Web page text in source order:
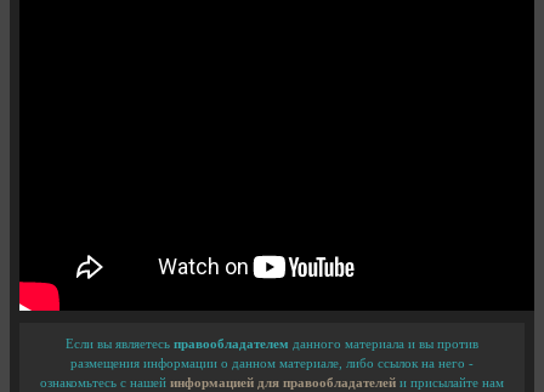
Если вы являетесь правообладателем данного материала и вы против
размещения информации о данном материале, либо ссылок на него -
ознакомьтесь с нашей информацией для правообладателей и присылайте нам